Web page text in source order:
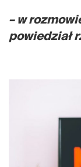
– w
powiedział